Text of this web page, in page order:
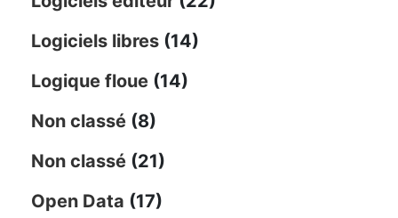
Logiciels libres (14)
Logique floue (14)
Non classé (8)
Non classé (21)
Open Data (17)